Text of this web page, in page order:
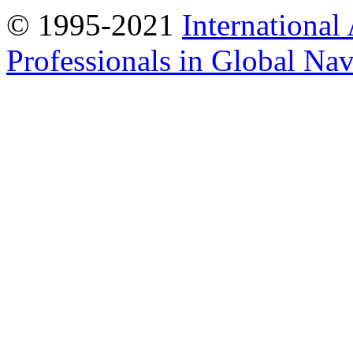
© 1995-2021 International
Professionals in Global